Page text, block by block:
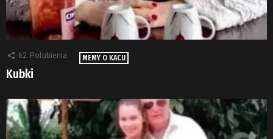
62 Polubienia MEMY O KACU
Kubki